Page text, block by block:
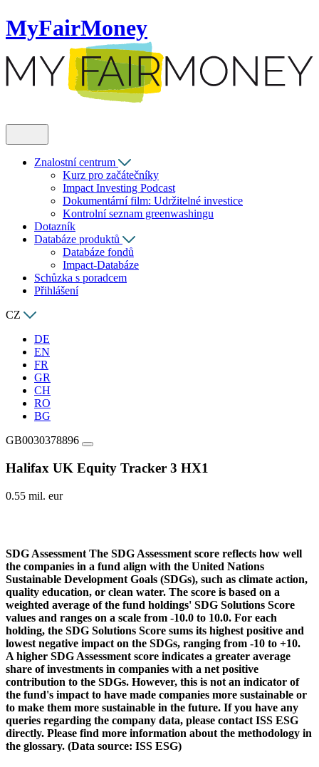
MyFairMoney
Znalostní centrum
Kurz pro začátečníky
Impact Investing Podcast
Dokumentární film: Udržitelné investice
Kontrolní seznam greenwashingu
Dotazník
Databáze produktů
Databáze fondů
Impact-Databáze
Schůzka s poradcem
Přihlášení
CZ
DE
EN
FR
GR
CH
RO
BG
GB0030378896
Halifax UK Equity Tracker 3 HX1
0.55 mil. eur
SDG Assessment The SDG Assessment score reflects how well
the companies in a fund align with the United Nations
Sustainable Development Goals (SDGs), such as climate action,
quality education, or clean water. The score is based on a
weighted average of the fund holdings' SDG Solutions Score
values and ranges on a scale from -10.0 to 10.0. For each
holding, the SDG Solutions Score sums its highest positive and
lowest negative impact on the SDGs, ranging from -10 to +10.
A higher SDG Assessment score indicates a greater average
share of investments in companies with a net positive
contribution to the SDGs. However, this is not an indicator of
the fund's impact to have made companies more sustainable or
to make them more sustainable in the future. If you have any
queries regarding the company data, please contact ISS ESG
directly. Please find more information about the methodology in
the glossary. (Data source: ISS ESG)